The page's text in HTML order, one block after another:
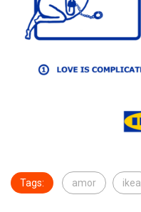
Tags: amor ikea